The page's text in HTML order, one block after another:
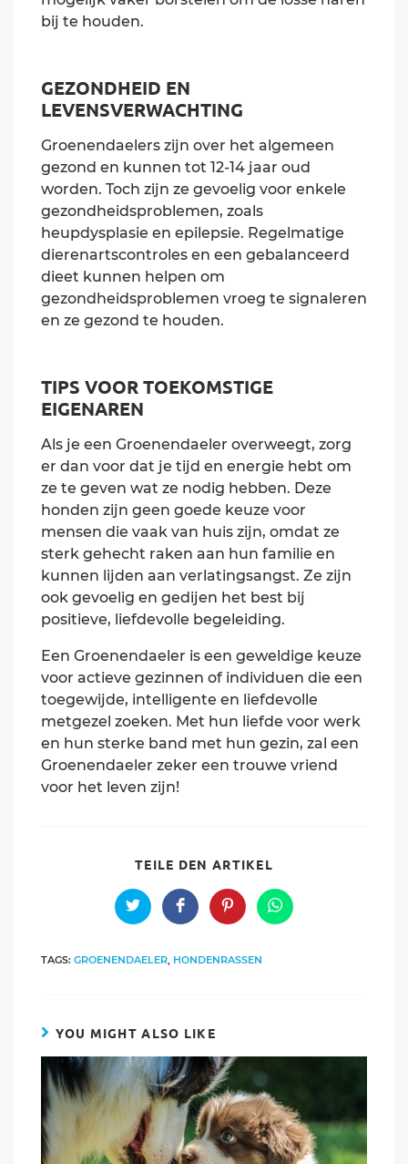
bij te houden.
GEZONDHEID EN
LEVENSVERWACHTING
Groenendaelers zijn over het algemeen
gezond en kunnen tot 12-14 jaar oud
worden. Toch zijn ze gevoelig voor enkele
gezondheidsproblemen, zoals
heupdysplasie en epilepsie. Regelmatige
dierenartscontroles en een gebalanceerd
dieet kunnen helpen om
gezondheidsproblemen vroeg te signaleren
en ze gezond te houden.
TIPS VOOR TOEKOMSTIGE
EIGENAREN
Als je een Groenendaeler overweegt, zorg
er dan voor dat je tijd en energie hebt om
ze te geven wat ze nodig hebben. Deze
honden zijn geen goede keuze voor
mensen die vaak van huis zijn, omdat ze
sterk gehecht raken aan hun familie en
kunnen lijden aan verlatingsangst. Ze zijn
ook gevoelig en gedijen het best bij
positieve, liefdevolle begeleiding.
Een Groenendaeler is een geweldige keuze
voor actieve gezinnen of individuen die een
toegewijde, intelligente en liefdevolle
metgezel zoeken. Met hun liefde voor werk
en hun sterke band met hun gezin, zal een
Groenendaeler zeker een trouwe vriend
voor het leven zijn!
TEILE DEN ARTIKEL
CONTENT
Opens
in
window
Opens
in
window
Opens
in
window
Opens
in
TAGS: GROENENDAELER, HONDENRASSEN
YOU MIGHT ALSO LIKE